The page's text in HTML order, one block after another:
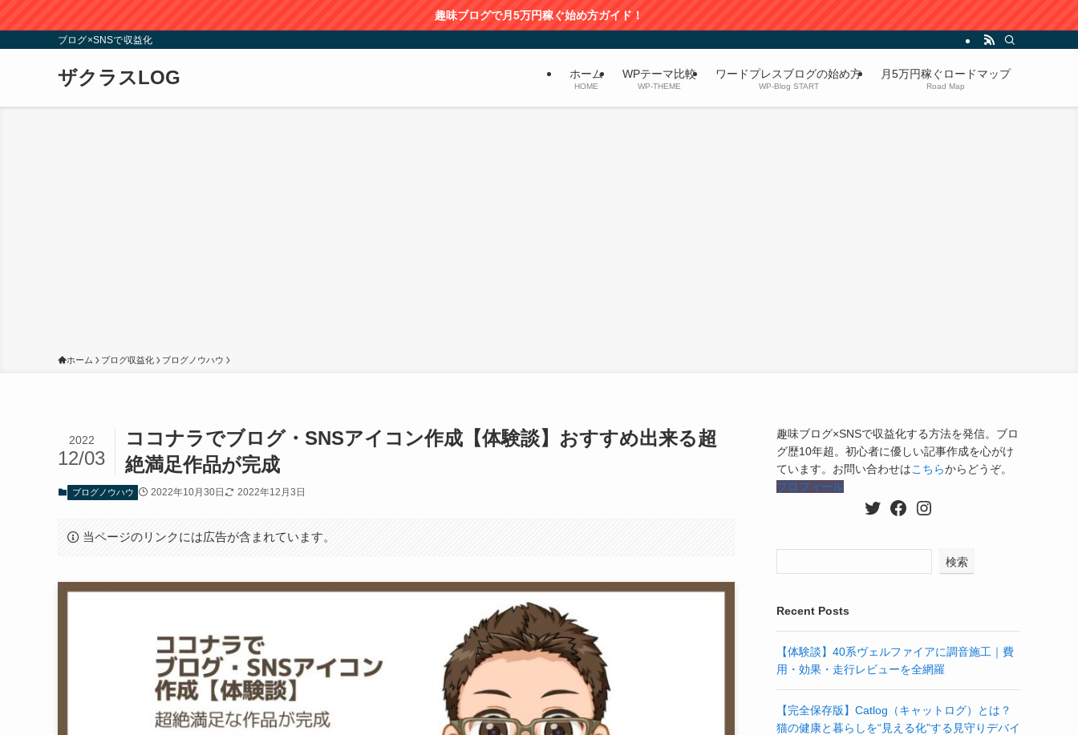
趣味ブログで月5万円稼ぐ始め方ガイド！
ブログ×SNSで収益化
ザクラスLOG ホーム
HOME
WPテーマ比較
WP-THEME
ワードプレスブログの始め方
WP-Blog START
月5万円稼ぐロードマップ
Road Map
ホーム ブログ収益化 ブログノウハウ
ココナラでブログ・SNSアイコン作成【体験談】おすすめ出来る超
絶満足作品が完成
2022
12/03
ブログノウハウ 2022年10月30日 2022年12月3日
当ページのリンクには広告が含まれています。
趣味ブログ×SNSで収益化する方法を発信。ブロ
グ歴10年超。初心者に優しい記事作成を心がけ
ています。お問い合わせはこちらからどうぞ。
プロフィール
Twitter
Facebook
Instagram
検索
Recent Posts
【体験談】40系ヴェルファイアに調音施工｜費
用・効果・走行レビューを全網羅
【完全保存版】Catlog（キャットログ）とは？
猫の健康と暮らしを“見える化”する見守りデバイ